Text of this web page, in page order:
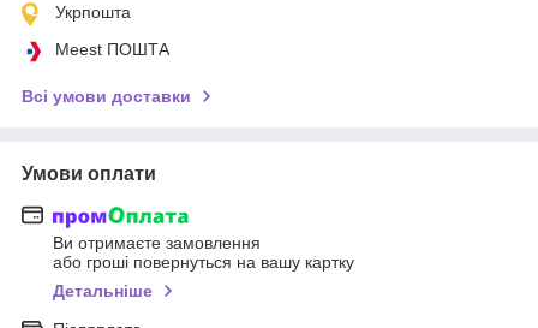
Укрпошта
Meest ПОШТА
Всі умови доставки
Умови оплати
Ви отримаєте замовлення
або гроші повернуться на вашу картку
Детальніше